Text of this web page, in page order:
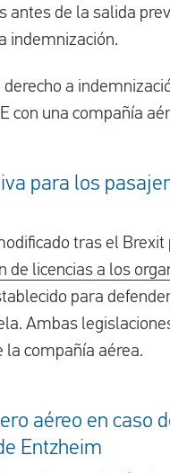
antes de la salida
indemnización.
a
con una compañía
para los
tras el Brexit
de licencias a los
para
Ambas
compañía aérea.
aéreo en caso
Entzheim